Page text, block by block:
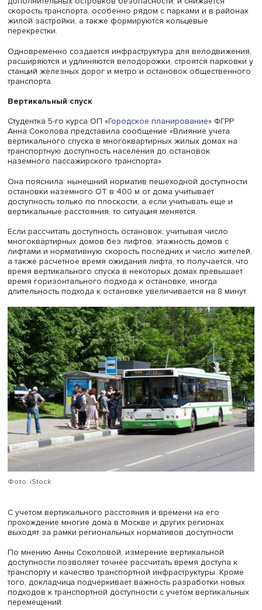
Фото: iStock
Одновременно оценивается «стягивание» жителей от
остановок к разным объектам для выявления
востребованных связей и их включения в планы
Например, были исследованы кратчайшие и наиболее
популярные маршруты к входам на объекты культуры,
например к «Музеону» и Нескучному саду. Модель
«стягивания» можно применить и в более крупном
Например, в Нижнекамске были использованы
рекреационные, рабочие и иные сценарии. Это может
облегчить задачу в понимании проблемных районов и
национального технического университета (Минск,
Денис Капский представил сообщение «Повышение
привлекательности пеших и велопередвижений в
Он подчеркнул, что города должны быть
всех людей, а не для механических средств
Сейчас Беларусь стремится повысить безопасность
снизить человеческие, экономические и экологические
потери.
Одновременно в республике разрабатывается
велодвижения. Согласно проекту в городах с
более 50 000 человек планируется ежегодный рост
на велосипедах на 10%. Пока улично-дорожная сеть и
сервиса для велосипедистов и пешеходов мешают
развитию движения без применения механических
Важно, в частности, изменить геометрическое
улиц, обустроить велодорожки, при этом разделение
транспортной сети в Беларуси на скоростные
местные сети идет медленно. Пока в городах
активизировались мероприятия по сдерживанию
дополнительных островков безопасности, и снижается
скорость транспорта, особенно рядом с парками и в
жилой застройки, а также формируются кольцевые
Одновременно создается инфраструктура для
расширяются и удлиняются велодорожки, строятся
станций железных дорог и метро и остановок
транспорта.